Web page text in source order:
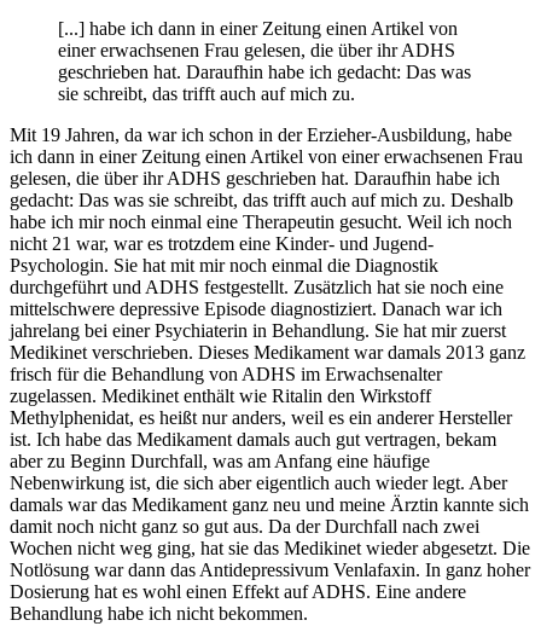
[...] habe ich dann in einer Zeitung einen Artikel von
einer erwachsenen Frau gelesen, die über ihr ADHS
geschrieben hat. Daraufhin habe ich gedacht: Das was
sie schreibt, das trifft auch auf mich zu.
Mit 19 Jahren, da war ich schon in der Erzieher-Ausbildung, habe
ich dann in einer Zeitung einen Artikel von einer erwachsenen Frau
gelesen, die über ihr ADHS geschrieben hat. Daraufhin habe ich
gedacht: Das was sie schreibt, das trifft auch auf mich zu. Deshalb
habe ich mir noch einmal eine Therapeutin gesucht. Weil ich noch
nicht 21 war, war es trotzdem eine Kinder- und Jugend-
Psychologin. Sie hat mit mir noch einmal die Diagnostik
durchgeführt und ADHS festgestellt. Zusätzlich hat sie noch eine
mittelschwere depressive Episode diagnostiziert. Danach war ich
jahrelang bei einer Psychiaterin in Behandlung. Sie hat mir zuerst
Medikinet verschrieben. Dieses Medikament war damals 2013 ganz
frisch für die Behandlung von ADHS im Erwachsenalter
zugelassen. Medikinet enthält wie Ritalin den Wirkstoff
Methylphenidat, es heißt nur anders, weil es ein anderer Hersteller
ist. Ich habe das Medikament damals auch gut vertragen, bekam
aber zu Beginn Durchfall, was am Anfang eine häufige
Nebenwirkung ist, die sich aber eigentlich auch wieder legt. Aber
damals war das Medikament ganz neu und meine Ärztin kannte sich
damit noch nicht ganz so gut aus. Da der Durchfall nach zwei
Wochen nicht weg ging, hat sie das Medikinet wieder abgesetzt. Die
Notlösung war dann das Antidepressivum Venlafaxin. In ganz hoher
Dosierung hat es wohl einen Effekt auf ADHS. Eine andere
Behandlung habe ich nicht bekommen.